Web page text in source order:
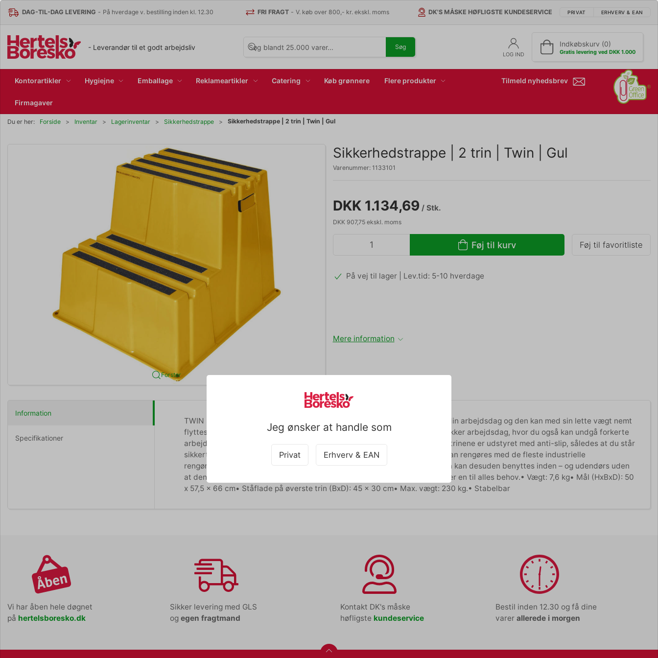
DAG-TIL-DAG LEVERING - På hverdage v. bestilling inden kl. 12.30 FRI FRAGT -V. køb over 800,- kr. ekskl. moms DK'S MÅSKE HØFLIGSTE KUNDESERVICE PRIVAT ERHVERV & EAN
- Leverandør til et godt arbejdsliv Søg
LOG IND
Indkøbskurv (0)
Gratis levering ved DKK 1.000
Kontorartikler Hygiejne Emballage Reklameartikler Catering Køb grønnere Flere produkter
Firmagaver
Tilmeld nyhedsbrev
Du er her: Forside Inventar Lagerinventar Sikkerhedstrappe Sikkerhedstrappe | 2 trin | Twin | Gul
Jeg ønsker at handle som
Privat Erhverv & EAN
Forstør
Sikkerhedstrappe | 2 trin | Twin | Gul
Varenummer: 1133101
DKK 1.134,69 / Stk.
DKK 907,75 ekskl. moms
Føj til kurv Føj til favoritliste
På vej til lager | Lev.tid: 5-10 hverdage
Mere information
Information
Specifikationer
TWIN sikkerhedstrin er ideal til dig der har brug for et ekstra trin eller to i din arbejdsdag og den kan med sin lette vægt nemt
flyttes rundt efter behov. Det er et redskab som er med til at give dig en sikker arbejdsdag, hvor du også kan undgå forkerte
arbejdsstillinger.TWIN sikkerhedstrin giver dig den optimale sikkerhed, da trinene er udstyret med anti-slip, således at du står
sikkert. TWIN Sikkerhedstrin kan bære op til 230 kg.TWIN Sikkerhedstrin kan rengøres med de fleste industrielle
rengøringsmidler, så den kan bruges til både industrielt og privat brug. Den kan desuden benyttes inden – og udendørs uden
at den går i stykker.Trappen findes desuden i forskellige størrelser, så der er en til alles behov.• Vægt: 7,6 kg• Mål (HxBxD): 50
x 57,5 x 66 cm• Ståflade på øverste trin (BxD): 45 x 30 cm• Max. vægt: 230 kg.• Stabelbar
Vi har åben hele døgnet
på hertelsboresko.dk
Sikker levering med GLS
ogegen fragtmand
Kontakt DK's måske
høfligste kundeservice
Bestil inden 12.30 og få dine
varer allerede i morgen